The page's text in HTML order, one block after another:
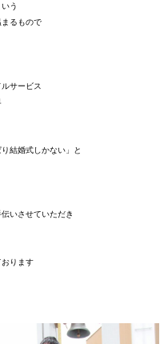
う
るもので
サービス
結婚式しかない」と
いさせていただき
ります